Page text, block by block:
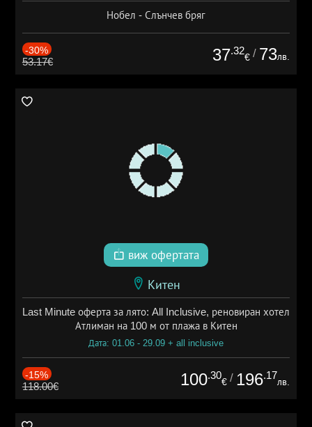
Нобел - Слънчев бряг
-30%
53.17€ 37.32
€ / 73лв.
виж офертата
Китен
Last Minute оферта за лято: All Inclusive, реновиран хотел
Атлиман на 100 м от плажа в Китен
Дата: 01.06 - 29.09 + all inclusive
-15%
118.00€ 100.30
€ / 196.17
лв.